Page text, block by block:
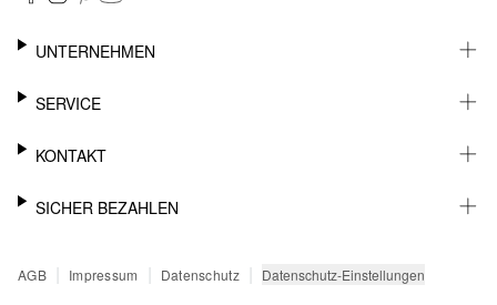
UNTERNEHMEN
KARRIERE
SERVICE
NEWSLETTER
MEIN KONTO
SENDUNGSVERFOLGUNG
KONTAKT
SUPPORT
SICHER BEZAHLEN
PAYPAL
AGB | Impressum | Datenschutz | Datenschutz-Einstellungen